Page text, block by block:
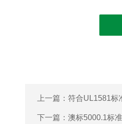
上一篇： 符合UL1581标
下一篇： 澳标5000.1标